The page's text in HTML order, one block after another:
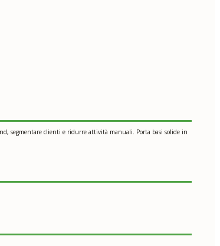
segmentare clienti e ridurre attività manuali. Porta basi solide in